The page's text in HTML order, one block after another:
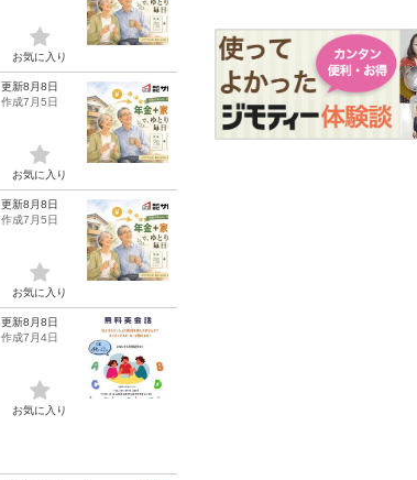
お気に入り
更新8月8日
作成7月5日
お気に入り
更新8月8日
作成7月5日
お気に入り
更新8月8日
作成7月4日
お気に入り